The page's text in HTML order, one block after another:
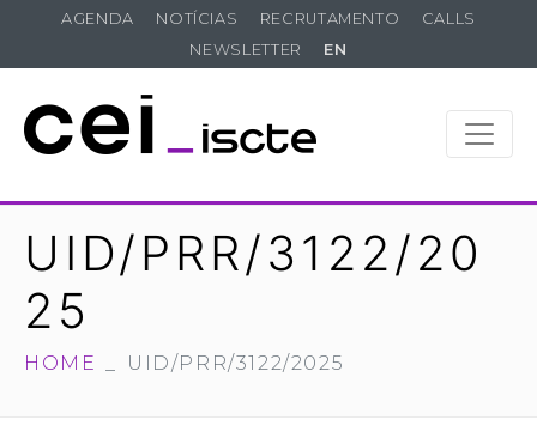
AGENDA NOTÍCIAS RECRUTAMENTO
CALLS
NEWSLETTER
EN
UID/PRR/3122/20
25
HOME UID/PRR/3122/2025